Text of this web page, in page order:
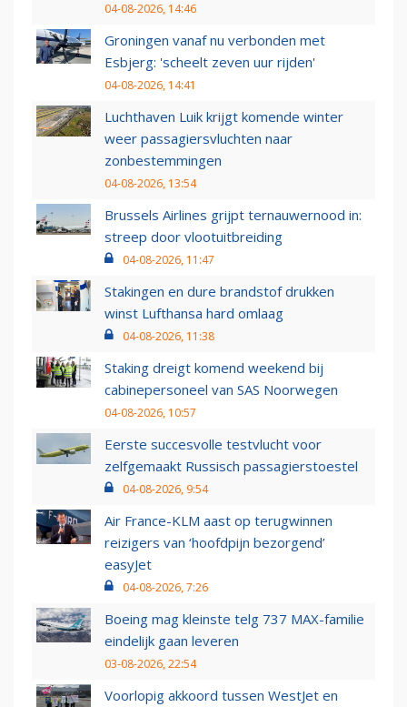
04-08-2026, 14:46
Groningen vanaf nu verbonden met
Esbjerg: 'scheelt zeven uur rijden'
04-08-2026, 14:41
Luchthaven Luik krijgt komende winter
weer passagiersvluchten naar
zonbestemmingen
04-08-2026, 13:54
Brussels Airlines grijpt ternauwernood in:
streep door vlootuitbreiding
04-08-2026, 11:47
Stakingen en dure brandstof drukken
winst Lufthansa hard omlaag
04-08-2026, 11:38
Staking dreigt komend weekend bij
cabinepersoneel van SAS Noorwegen
04-08-2026, 10:57
Eerste succesvolle testvlucht voor
zelfgemaakt Russisch passagierstoestel
04-08-2026, 9:54
Air France-KLM aast op terugwinnen
reizigers van ‘hoofdpijn bezorgend’
easyJet
04-08-2026, 7:26
Boeing mag kleinste telg 737 MAX-familie
eindelijk gaan leveren
03-08-2026, 22:54
Voorlopig akkoord tussen WestJet en